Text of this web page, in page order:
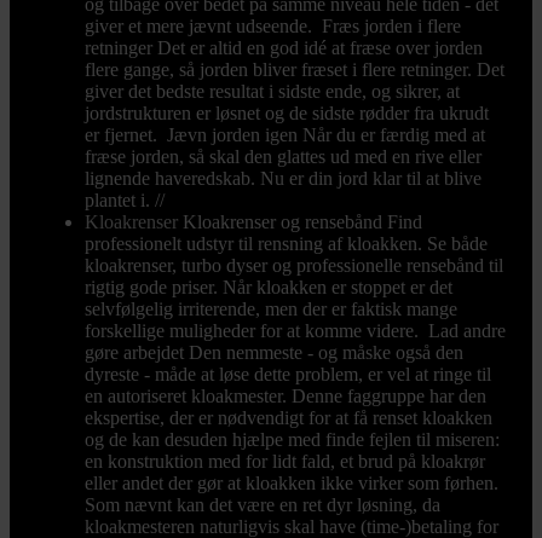
og tilbage over bedet på samme niveau hele tiden - det
giver et mere jævnt udseende. Fræs jorden i flere
retninger Det er altid en god idé at fræse over jorden
flere gange, så jorden bliver fræset i flere retninger. Det
giver det bedste resultat i sidste ende, og sikrer, at
jordstrukturen er løsnet og de sidste rødder fra ukrudt
er fjernet. Jævn jorden igen Når du er færdig med at
fræse jorden, så skal den glattes ud med en rive eller
lignende haveredskab. Nu er din jord klar til at blive
plantet i. //
Kloakrenser Kloakrenser og rensebånd Find
professionelt udstyr til rensning af kloakken. Se både
kloakrenser, turbo dyser og professionelle rensebånd til
rigtig gode priser. Når kloakken er stoppet er det
selvfølgelig irriterende, men der er faktisk mange
forskellige muligheder for at komme videre. Lad andre
gøre arbejdet Den nemmeste - og måske også den
dyreste - måde at løse dette problem, er vel at ringe til
en autoriseret kloakmester. Denne faggruppe har den
ekspertise, der er nødvendigt for at få renset kloakken
og de kan desuden hjælpe med finde fejlen til miseren:
en konstruktion med for lidt fald, et brud på kloakrør
eller andet der gør at kloakken ikke virker som førhen.
Som nævnt kan det være en ret dyr løsning, da
kloakmesteren naturligvis skal have (time-)betaling for